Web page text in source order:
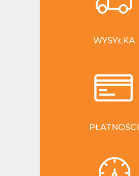
WYSYŁKA
PŁATNOŚCI